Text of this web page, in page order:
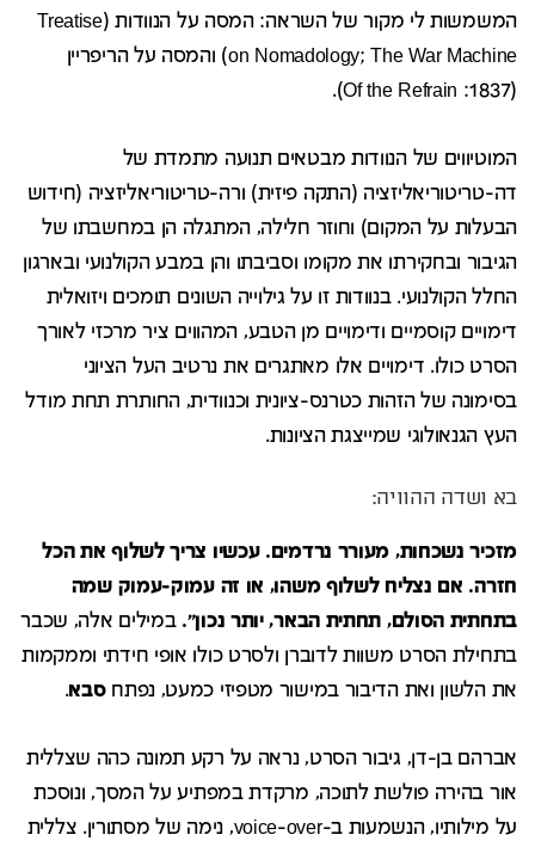
המשמשות לי מקור של השראה: המסה על הנוודות (Treatise
on Nomadology; The War Machine) והמסה על הריפריין
(1837: Of the Refrain).
המוטיווים של הנוודות מבטאים תנועה מתמדת של
דה-טריטוריאליזציה (התקה פיזית) ורה-טריטוריאליזציה (חידוש
הבעלות על המקום) וחוזר חלילה, המתגלה הן במחשבתו של
הגיבור ובחקירתו את מקומו וסביבתו והן במבע הקולנועי ובארגון
החלל הקולנועי. בנוודות זו על גילוייה השונים תומכים ויזואלית
דימויים קוסמיים ודימויים מן הטבע, המהווים ציר מרכזי לאורך
הסרט כולו. דימויים אלו מאתגרים את נרטיב העל הציוני
בסימונה של הזהות כטרנס-ציונית וכנוודית, החותרת תחת מודל
העץ הגנאולוגי שמייצגת הציונות.
בא ושדה ההוויה:
מזכיר נשכחות, מעורר נרדמים. עכשיו צריך לשלוף את הכל
חזרה. אם נצליח לשלוף משהו, או זה עמוק-עמוק שמה
בתחתית הסולם, תחתית הבאר, יותר נכון". במילים אלה, שכבר
בתחילת הסרט משוות לדוברן ולסרט כולו אופי חידתי וממקמות
את הלשון ואת הדיבור במישור מטפיזי כמעט, נפתחסבא.
אברהם בן-דן, גיבור הסרט, נראה על רקע תמונה כהה שצללית
אור בהירה פולשת לתוכה, מרקדת במפתיע על המסך, ונוסכת
על מילותיו, הנשמעות ב-voice-over, נימה של מסתורין. צללית